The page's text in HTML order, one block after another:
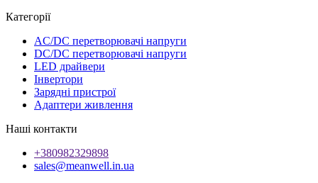
Категорії
AC/DC перетворювачі напруги
DC/DC перетворювачі напруги
LED драйвери
Інвертори
Зарядні пристрої
Адаптери живлення
Наші контакти
+380982329898
sales@meanwell.in.ua